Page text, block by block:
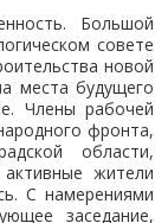
Большой
совете
новой
места будущего
Члены рабочей
фронта,
области,
жители
С намерениями
заседание,